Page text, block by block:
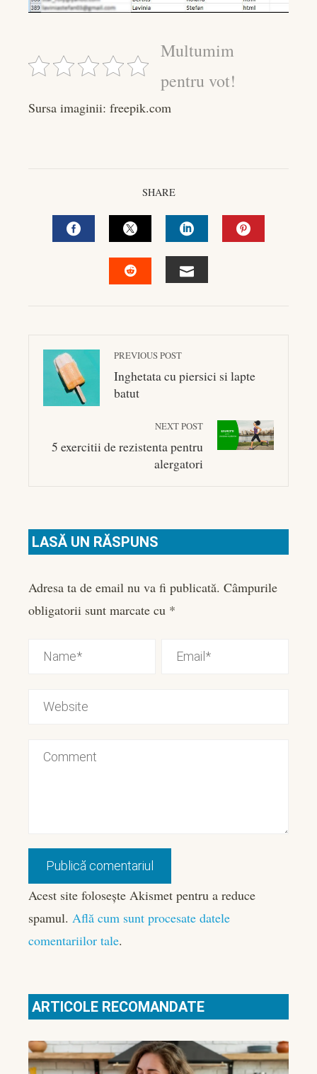
Multumim
pentru vot!
Sursa imaginii: freepik.com
SHARE
FACEBOOKTWITTERLINKEDIN
PREVIOUS POST
Inghetata cu piersici si lapte
batut
NEXT POST
5 exercitii de rezistenta pentru
alergatori
LASĂ UN RĂSPUNS
Adresa ta de email nu va fi publicată. Câmpurile
obligatorii sunt marcate cu *
Acest site folosește Akismet pentru a reduce
spamul. Află cum sunt procesate datele
comentariilor tale.
ARTICOLE RECOMANDATE